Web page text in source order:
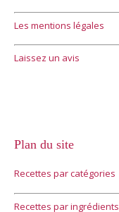
Les mentions légales
Laissez un avis
Plan du site
Recettes par catégories
Recettes par ingrédients